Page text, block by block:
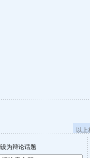
以
设为辩论话题